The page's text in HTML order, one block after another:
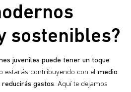
sostenibles?
juveniles puede tener un toque
estarás contribuyendo con el medio
reducirás gastos. Aquí te dejamos